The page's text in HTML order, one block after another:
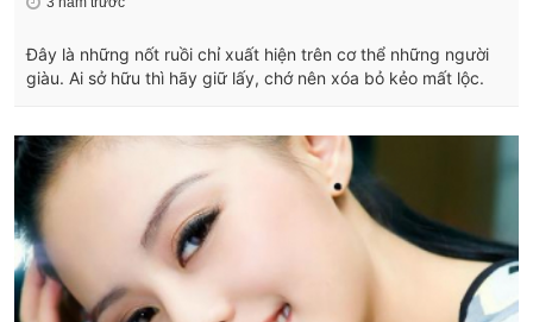
Đây là những nốt ruồi chỉ xuất hiện trên cơ thể những người
giàu. Ai sở hữu thì hãy giữ lấy, chớ nên xóa bỏ kẻo mất lộc.